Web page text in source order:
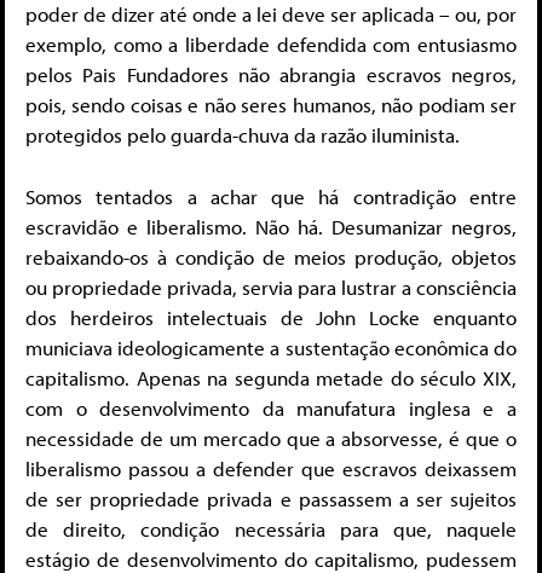
poder de dizer até onde a lei deve ser aplicada – ou, por
exemplo, como a liberdade defendida com entusiasmo
pelos Pais Fundadores não abrangia escravos negros,
pois, sendo coisas e não seres humanos, não podiam ser
protegidos pelo guarda-chuva da razão iluminista.
Somos tentados a achar que há contradição entre
escravidão e liberalismo. Não há. Desumanizar negros,
rebaixando-os à condição de meios produção, objetos
ou propriedade privada, servia para lustrar a consciência
dos herdeiros intelectuais de John Locke enquanto
municiava ideologicamente a sustentação econômica do
capitalismo. Apenas na segunda metade do século XIX,
com o desenvolvimento da manufatura inglesa e a
necessidade de um mercado que a absorvesse, é que o
liberalismo passou a defender que escravos deixassem
de ser propriedade privada e passassem a ser sujeitos
de direito, condição necessária para que, naquele
estágio de desenvolvimento do capitalismo, pudessem